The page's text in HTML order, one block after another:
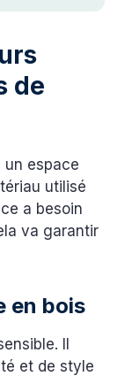
de
un espace
utilisé
a besoin
va garantir
en bois
Il
et de style